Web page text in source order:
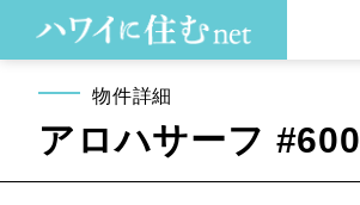
物件詳細
アロハサーフ #600